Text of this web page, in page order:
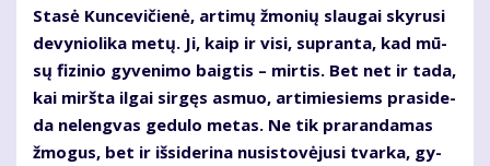
Sta­sė Kun­ce­vi­čie­nė, ar­ti­mų žmo­nių slau­gai sky­ru­si
de­vy­nio­li­ka me­tų. Ji, kaip ir vi­si, su­pran­ta, kad mū­
sų fi­zi­nio gy­ve­ni­mo baig­tis – mir­tis. Bet net ir ta­da,
kai mirš­ta il­gai sir­gęs as­muo, ar­ti­mie­siems pra­si­de­
da ne­leng­vas ge­du­lo me­tas. Ne tik pra­ran­da­mas
žmo­gus, bet ir iš­si­de­ri­na nu­si­sto­vė­ju­si tvar­ka, gy­